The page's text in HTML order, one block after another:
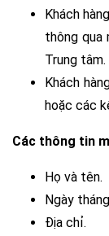
Khách
thông qua
Trung tâm.
Khách
hoặc các
Các thông tin
Họ và tên.
Ngày
Địa chỉ.